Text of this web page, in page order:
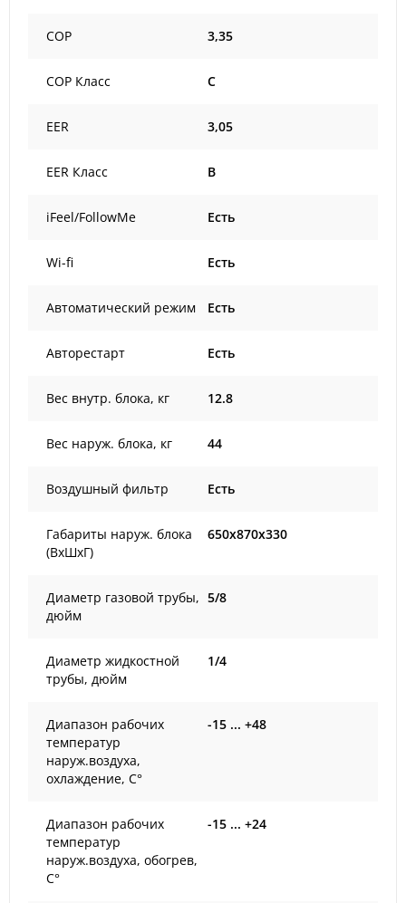
COP 3,35
COP Класс C
EER 3,05
EER Класс B
iFeel/FollowMe Есть
Wi-fi Есть
Автоматический режим Есть
Авторестарт Есть
Вес внутр. блока, кг 12.8
Вес наруж. блока, кг 44
Воздушный фильтр Есть
Габариты наруж. блока
(ВxШxГ)
650x870x330
Диаметр газовой трубы,
дюйм
5/8
Диаметр жидкостной
трубы, дюйм
1/4
Диапазон рабочих
температур
наруж.воздуха,
охлаждение, С°
-15 ... +48
Диапазон рабочих
температур
наруж.воздуха, обогрев,
С°
-15 ... +24